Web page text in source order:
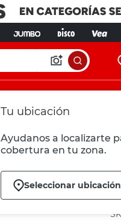
Tu ubicación
Ayudanos a localizarte
cobertura en tu zona.
Seleccionar ubicación